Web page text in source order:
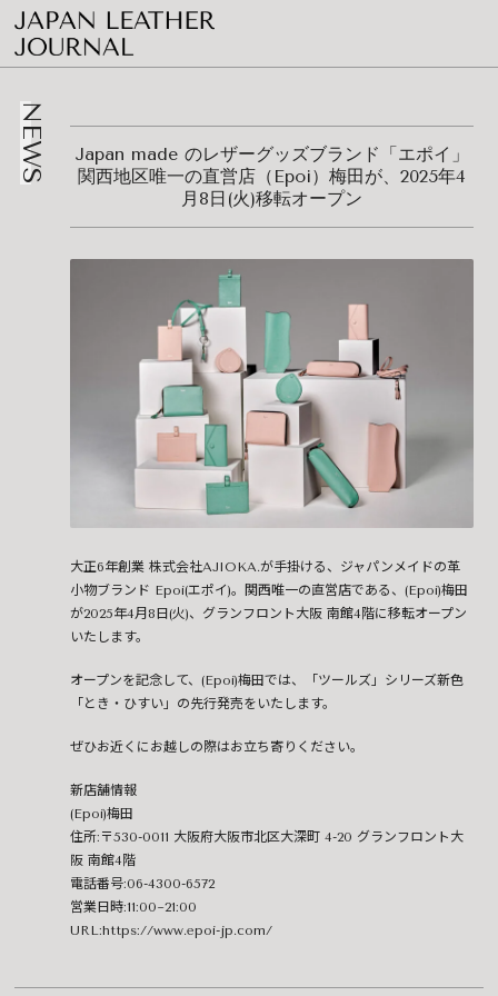
NEWS
Japan made のレザーグッズブランド「エポイ」
関西地区唯一の直営店（Epoi）梅田が、2025年4
月8日(火)移転オープン
大正6年創業 株式会社AJIOKA.が手掛ける、ジャパンメイドの革
小物ブランド Epoi(エポイ)。関西唯一の直営店である、(Epoi)梅田
が2025年4月8日(火)、グランフロント大阪 南館4階に移転オープン
いたします。
オープンを記念して、(Epoi)梅田では、「ツールズ」シリーズ新色
「とき・ひすい」の先行発売をいたします。
ぜひお近くにお越しの際はお立ち寄りください。
新店舗情報
(Epoi)梅田
住所:〒530-0011 大阪府大阪市北区大深町 4-20 グランフロント大
阪 南館4階
電話番号:06-4300-6572
営業日時:11:00~21:00
URL:https://www.epoi-jp.com/